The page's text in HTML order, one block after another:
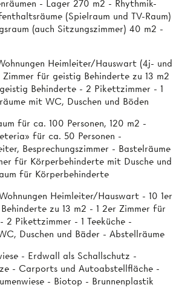
- Lager 270 m2 - Rhythmik-
(Spielraum und TV-Raum)
(auch Sitzungszimmer) 40 m2 -
Heimleiter/Hauswart (4j- und
Zimmer für geistig Behinderte zu 13 m2
Behinderte - 2 Pikettzimmer - 1
mit WC, Duschen und Böden
für ca. 100 Personen, 120 m2 -
für ca. 50 Personen -
Besprechungszimmer - Bastelräume
für Körperbehinderte mit Dusche und
für Körperbehinderte
Heimleiter/Hauswart - 10 1er
zu 13 m2 - 1 2er Zimmer für
2 Pikettzimmer - 1 Teeküche -
Duschen und Bäder - Abstellräume
- Erdwall als Schallschutz -
- Carports und Autoabstellfläche -
- Biotop - Brunnenplastik